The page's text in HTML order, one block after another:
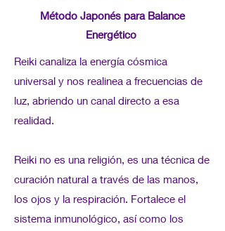
Método Japonés para Balance
Energético
Reiki canaliza la energía cósmica
universal y nos realinea a frecuencias de
luz, abriendo un canal directo a esa
realidad.
Reiki no es una religión, es una técnica de
curación natural a través de las manos,
los ojos y la respiración. Fortalece el
sistema inmunológico, así como los